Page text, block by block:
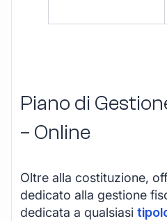
Piano di
– Online
Oltre alla costituzione,
dedicato alla gestione
dedicata a qualsiasi